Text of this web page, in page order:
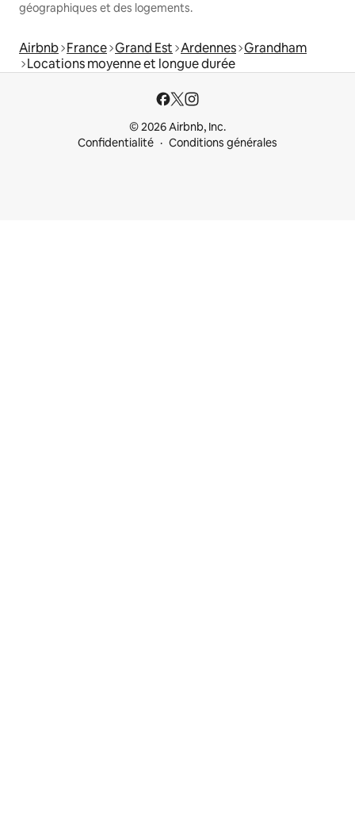
géographiques et des logements.
Airbnb France Grand Est Ardennes Grandham
Locations moyenne et longue durée
© 2026 Airbnb, Inc.
Confidentialité
Conditions générales